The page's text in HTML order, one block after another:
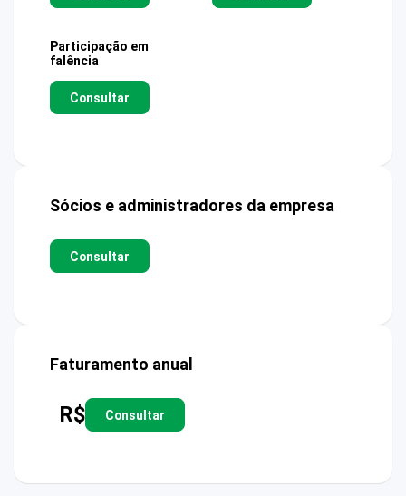
Participação em
falência
Consultar
Sócios e administradores da empresa
Consultar
Faturamento anual
R$ Consultar